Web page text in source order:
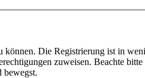
können. Die Registrierung ist in
zuweisen. Beachte
bewegst.